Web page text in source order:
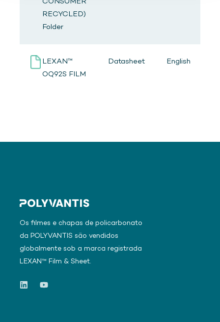
RECYCLED)
Folder
LEXAN™
OQ92S FILM
Datasheet English
Os filmes e chapas de policarbonato
da POLYVANTIS são vendidos
globalmente sob a marca registrada
LEXAN™ Film & Sheet.